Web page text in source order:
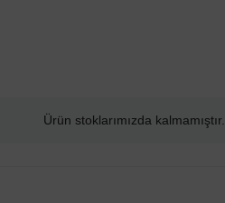
Ürün stoklarımızda kalmamıştır.